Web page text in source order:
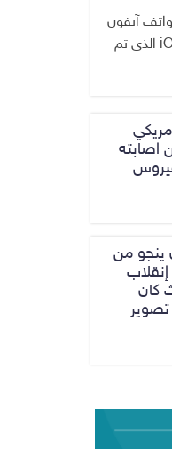
آيفون
الذين حصلوا على تحديث iOS 14.2 الذى تم
اصابته
ينجو من
كان
تصوير